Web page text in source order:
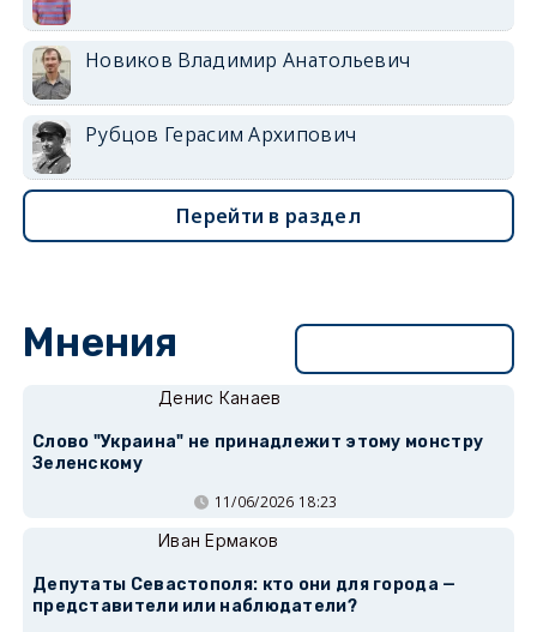
Новиков Владимир Анатольевич
Рубцов Герасим Архипович
Перейти в раздел
Мнения
Денис Канаев
Слово "Украина" не принадлежит этому монстру
Зеленскому
11/06/2026 18:23
Иван Ермаков
Депутаты Севастополя: кто они для города —
представители или наблюдатели?